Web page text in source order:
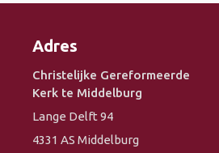
Adres
Christelijke Gereformeerde
Kerk te Middelburg
Lange Delft 94
4331 AS Middelburg